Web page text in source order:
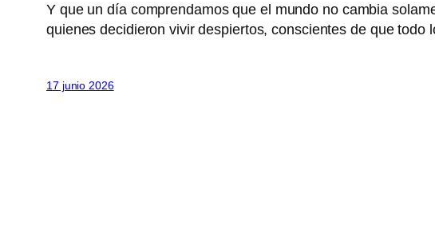
Y que un día comprendamos que el mundo no cambia
quienes decidieron vivir despiertos, conscientes de que
17 junio 2026